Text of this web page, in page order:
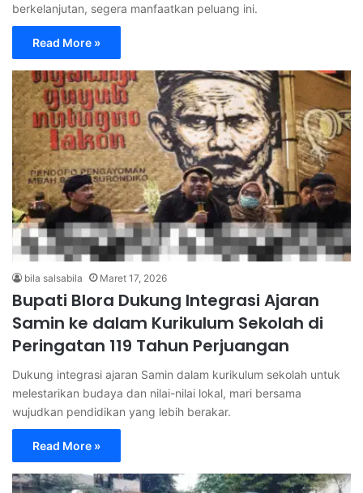
berkelanjutan, segera manfaatkan peluang ini.
Read More »
bila salsabila Maret 17, 2026
Bupati Blora Dukung Integrasi Ajaran
Samin ke dalam Kurikulum Sekolah di
Peringatan 119 Tahun Perjuangan
Dukung integrasi ajaran Samin dalam kurikulum sekolah untuk
melestarikan budaya dan nilai-nilai lokal, mari bersama
wujudkan pendidikan yang lebih berakar.
Read More »